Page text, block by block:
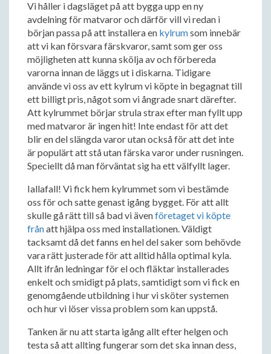
Vi håller i dagsläget på att bygga upp en ny
avdelning för matvaror och därför vill vi redan i
början passa på att installera en kylrumsom innebär
att vi kan försvara färskvaror, samt som ger oss
möjligheten att kunna skölja av och förbereda
varorna innan de läggs ut i diskarna. Tidigare
använde vi oss av ett kylrum vi köpte in begagnat till
ett billigt pris, något som vi ångrade snart därefter.
Att kylrummet börjar strula strax efter man fyllt upp
med matvaror är ingen hit! Inte endast för att det
blir en del slängda varor utan också för att det inte
är populärt att stå utan färska varor under rusningen.
Speciellt då man förväntat sig ha ett välfyllt lager.
Iallafall! Vi fick hem kylrummet som vi bestämde
oss för och satte genast igång bygget. För att allt
skulle gå rätt till så bad vi ävenföretaget vi köpte
frånatt hjälpa oss med installationen. Väldigt
tacksamt då det fanns en hel del saker som behövde
vara rätt justerade för att alltid hålla optimal kyla.
Allt ifrån ledningar för el och fläktar installerades
enkelt och smidigt på plats, samtidigt som vi fick en
genomgående utbildning i hur vi sköter systemen
och hur vi löser vissa problem som kan uppstå.
Tanken är nu att starta igång allt efter helgen och
testa så att allting fungerar som det ska innan dess,